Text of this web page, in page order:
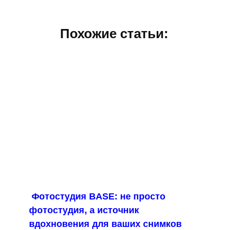
Похожие статьи:
Фотостудия BASE: не просто
фотостудия, а источник
вдохновения для ваших снимков